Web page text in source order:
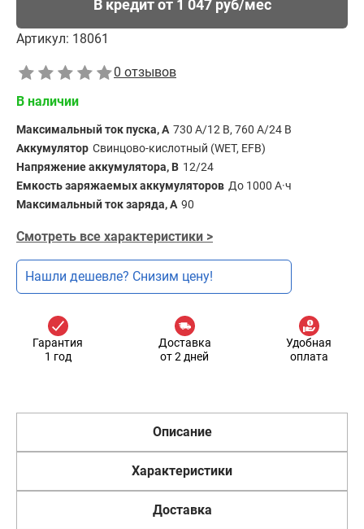
В кредит от 1 047 руб/мес
Артикул: 18061
0 отзывов
В наличии
Максимальный ток пуска, А 730 А/12 В, 760 А/24 В
Аккумулятор Свинцово-кислотный (WET, EFB)
Напряжение аккумулятора, В 12/24
Емкость заряжаемых аккумуляторов До 1000 А·ч
Максимальный ток заряда, А 90
Смотреть все характеристики >
Нашли дешевле? Снизим цену!
Гарантия
1 год
Доставка
от 2 дней
Удобная
оплата
Описание
Характеристики
Доставка